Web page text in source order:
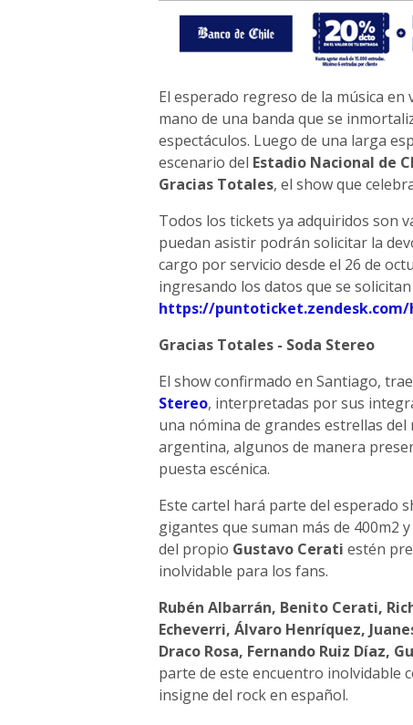
El esperado regreso de la música
mano de una banda que se
espectáculos. Luego de una larga
escenario del Estadio Nacional de
Gracias Totales, el show que
Todos los tickets ya adquiridos son
puedan asistir podrán solicitar la
cargo por servicio desde el 26 de
ingresando los datos que se
https://
Gracias Totales - Soda Stereo
El show confirmado en Santiago,
Stereo, interpretadas por sus
una nómina de grandes estrellas
argentina, algunos de manera
puesta escénica.
Este cartel hará parte del esperado
gigantes que suman más de 400m2
del propio Gustavo Cerati estén
inolvidable para los fans.
Rubén Albarrán, Benito Cerati,
Echeverri, Álvaro Henríquez,
Draco Rosa, Fernando Ruiz Díaz,
parte de este encuentro inolvidable
insigne del rock en español.